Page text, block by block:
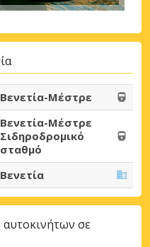
Βενετία-Μέστρε
Βενετία-Μέστρε
Σιδηροδρομικό
σταθμό
Βενετία
αυτοκινήτων σε